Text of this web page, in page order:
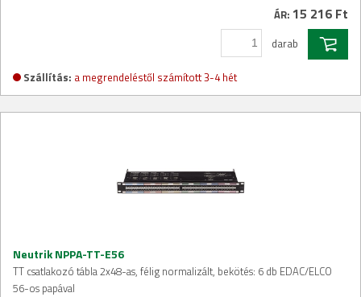
ÁR: 15 216 Ft
darab
Szállítás: a megrendeléstől számított 3-4 hét
Neutrik NPPA-TT-E56
TT csatlakozó tábla 2x48-as, félig normalizált, bekötés: 6 db EDAC/ELCO
56-os papával